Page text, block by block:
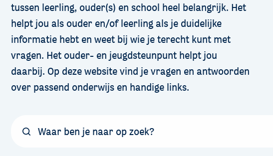
tussen leerling, ouder(s) en school heel belangrijk. Het
helpt jou als ouder en/of leerling als je duidelijke
informatie hebt en weet bij wie je terecht kunt met
vragen. Het ouder- en jeugdsteunpunt helpt jou
daarbij. Op deze website vind je vragen en antwoorden
over passend onderwijs en handige links.